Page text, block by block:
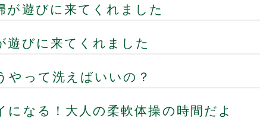
が遊びに来てくれました
遊びに来てくれました
やって洗えばいいの？
になる！大人の柔軟体操の時間だよ